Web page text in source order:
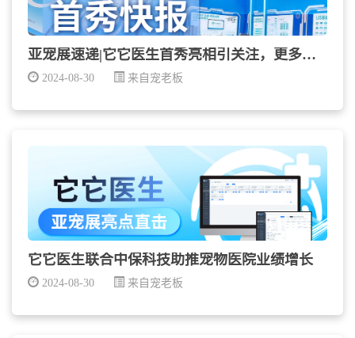
亚宠展速递|它它医生首秀亮相引关注，更多精彩持续放...
2024-08-30 来自宠老板
它它医生联合中保科技助推宠物医院业绩增长
2024-08-30 来自宠老板